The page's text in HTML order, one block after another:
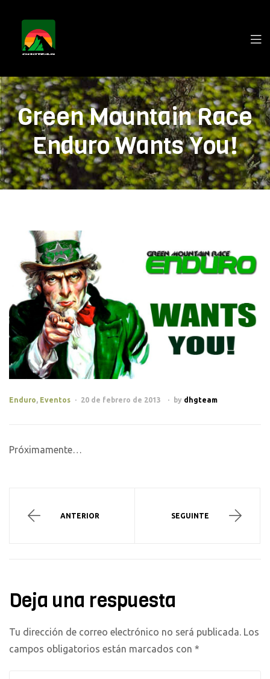
Green Mountain Race
Enduro Wants You!
Enduro, Eventos 20 de febrero de 2013 by dhgteam
Próximamente…
ANTERIOR SEGUINTE
Deja una respuesta
Tu dirección de correo electrónico no será publicada. Los
campos obligatorios están marcados con *